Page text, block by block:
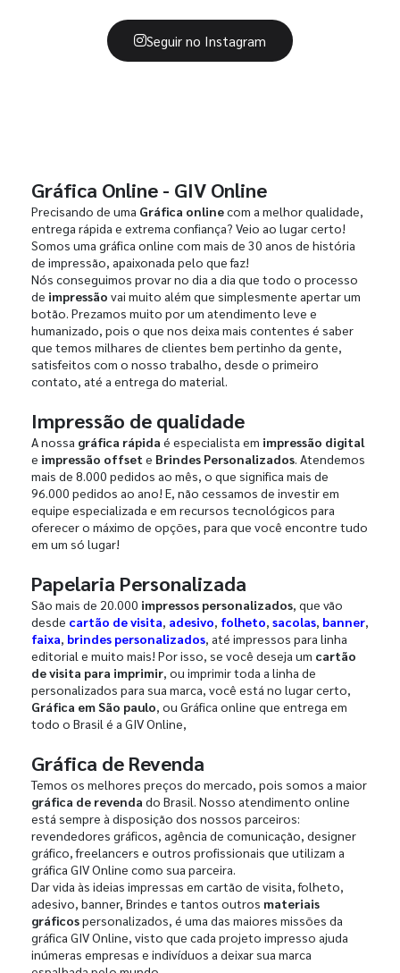
Seguir no Instagram
Gráfica Online - GIV Online
Precisando de uma Gráfica onlinecom a melhor qualidade,
entrega rápida e extrema confiança? Veio ao lugar certo!
Somos uma gráfica online com mais de 30 anos de história
de impressão, apaixonada pelo que faz!
Nós conseguimos provar no dia a dia que todo o processo
de impressão vai muito além que simplesmente apertar um
botão. Prezamos muito por um atendimento leve e
humanizado, pois o que nos deixa mais contentes é saber
que temos milhares de clientes bem pertinho da gente,
satisfeitos com o nosso trabalho, desde o primeiro
contato, até a entrega do material.
Impressão de qualidade
A nossa gráfica rápida é especialista em impressão digital
e impressão offset e Brindes Personalizados. Atendemos
mais de 8.000 pedidos ao mês, o que significa mais de
96.000 pedidos ao ano! E, não cessamos de investir em
equipe especializada e em recursos tecnológicos para
oferecer o máximo de opções, para que você encontre tudo
em um só lugar!
Papelaria Personalizada
São mais de 20.000 impressos personalizados, que vão
desde cartão de visita, adesivo, folheto, sacolas, banner,
faixa, brindes personalizados, até impressos para linha
editorial e muito mais! Por isso, se você deseja um cartão
de visita para imprimir, ou imprimir toda a linha de
personalizados para sua marca, você está no lugar certo,
Gráfica em São paulo, ou Gráfica online que entrega em
todo o Brasil é a GIV Online,
Gráfica de Revenda
Temos os melhores preços do mercado, pois somos a maior
gráfica de revenda do Brasil. Nosso atendimento online
está sempre à disposição dos nossos parceiros:
revendedores gráficos, agência de comunicação, designer
gráfico, freelancers e outros profissionais que utilizam a
gráfica GIV Online como sua parceira.
Dar vida às ideias impressas em cartão de visita, folheto,
adesivo, banner, Brindes e tantos outros materiais
gráficospersonalizados, é uma das maiores missões da
gráfica GIV Online, visto que cada projeto impresso ajuda
inúmeras empresas e indivíduos a deixar sua marca